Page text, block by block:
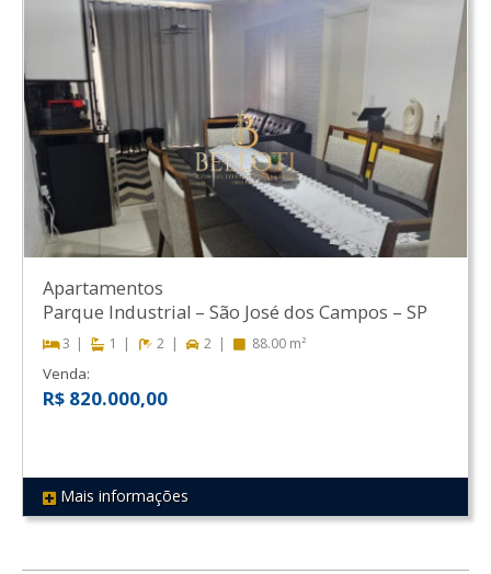
REF 168
Apartamentos
Parque Industrial – São José dos Campos – SP
3 1 2 2 88.00 m²
Venda:
R$ 820.000,00
Mais informações